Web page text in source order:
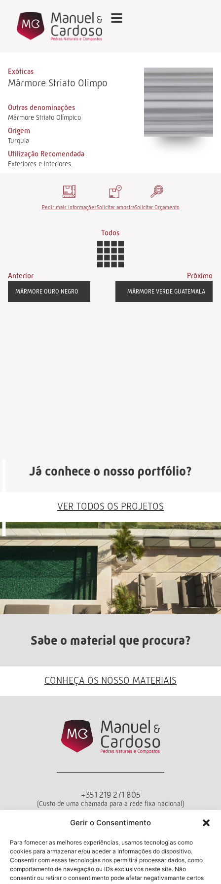
Gerir o Consentimento
Para fornecer as melhores experiências, usamos tecnologias como
cookies para armazenar e/ou aceder a informações do dispositivo.
Consentir com essas tecnologias nos permitirá processar dados, como
comportamento de navegação ou IDs exclusivos neste site. Não
consentir ou retirar o consentimento pode afetar negativamante certos
Exóticas
Mármore Striato Olimpo
Outras denominações
Mármore Striato Olímpico
Origem
Turquia
Utilização Recomendada
Exteriores e interiores.
Pedir mais informaçõesSolicitar amostraSolicitar Orçamento
Anterior
MÁRMORE OURO NEGRO
Próximo
MÁRMORE VERDE GUATEMALA
Todos
Já conhece o nosso portfólio?
VER TODOS OS PROJETOS
Sabe o material que procura?
CONHEÇA OS NOSSO MATERIAIS
+351 219 271 805
(Custo de uma chamada para a rede fixa nacional)
Departamento de Vendas
Seg - Sex das 10h00 às 18h00
Termos e Condições Política de Privacidade Livro de Reclamações